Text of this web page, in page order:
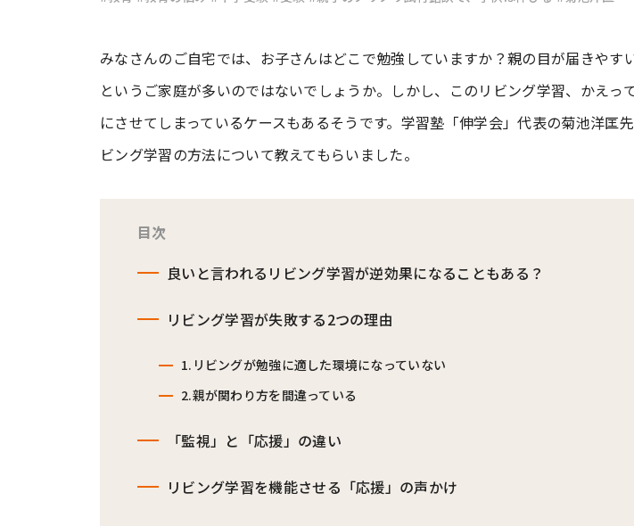
みなさんのご自宅では、お子さんはどこで勉強していますか？親の目が届きやす
というご家庭が多いのではないでしょうか。しかし、このリビング学習、かえっ
にさせてしまっているケースもあるそうです。学習塾「伸学会」代表の菊池洋匡
ビング学習の方法について教えてもらいました。
目次
良いと言われるリビング学習が逆効果になることもある？
リビング学習が失敗する2つの理由
1.リビングが勉強に適した環境になっていない
2.親が関わり方を間違っている
「監視」と「応援」の違い
リビング学習を機能させる「応援」の声かけ